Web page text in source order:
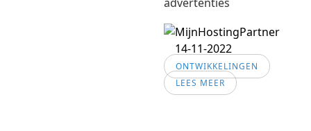
14-11-2022
ONTWIKKELINGEN
LEES MEER